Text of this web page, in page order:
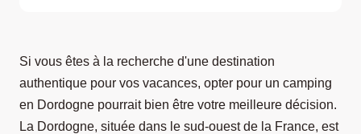
Si vous êtes à la recherche d'une destination
authentique pour vos vacances, opter pour un camping
en Dordogne pourrait bien être votre meilleure décision.
La Dordogne, située dans le sud-ouest de la France, est